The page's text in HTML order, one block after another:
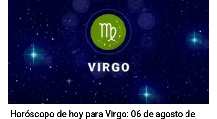
Horóscopo de hoy para Virgo: 06 de agosto de